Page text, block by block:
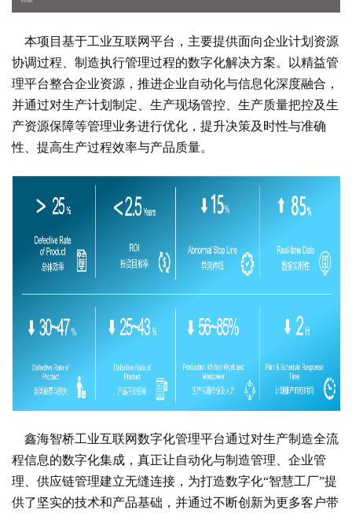
本项目基于工业互联网平台，主要提供面向企业计划资源
协调过程、制造执行管理过程的数字化解决方案。以精益管
理平台整合企业资源，推进企业自动化与信息化深度融合，
并通过对生产计划制定、生产现场管控、生产质量把控及生
产资源保障等管理业务进行优化，提升决策及时性与准确
性、提高生产过程效率与产品质量。
鑫海智桥工业互联网数字化管理平台通过对生产制造全流
程信息的数字化集成，真正让自动化与制造管理、企业管
理、供应链管理建立无缝连接，为打造数字化“智慧工厂”提
供了坚实的技术和产品基础，并通过不断创新为更多客户带